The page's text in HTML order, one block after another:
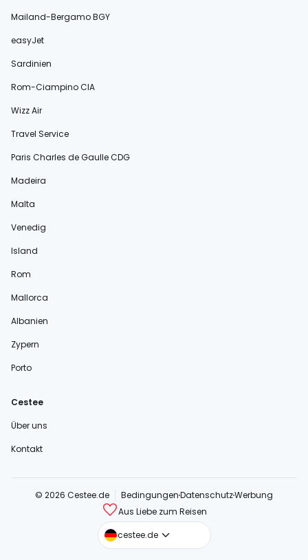
Mailand-Bergamo BGY
easyJet
Sardinien
Rom-Ciampino CIA
Wizz Air
Travel Service
Paris Charles de Gaulle CDG
Madeira
Malta
Venedig
Island
Rom
Mallorca
Albanien
Zypern
Porto
Cestee
Über uns
Kontakt
© 2026 Cestee.de BedingungenDatenschutzWerbung
Aus Liebe zum Reisen
cestee.de
cestee.com
cestee.sk